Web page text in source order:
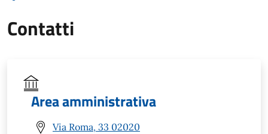
Contatti
Area amministrativa
Via Roma, 33 02020